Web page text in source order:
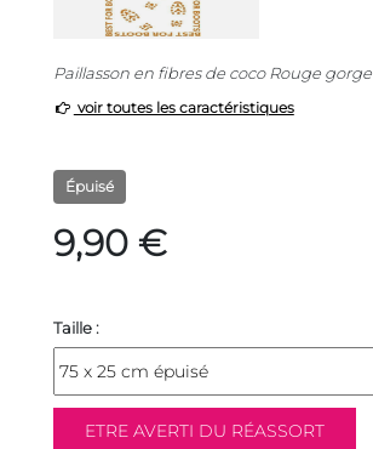
Paillasson en fibres de coco Rouge gorge
voir toutes les caractéristiques
Épuisé
9,90 €
Taille :